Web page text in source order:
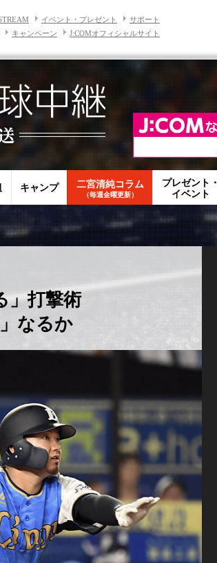
イベント・プレゼント
サポート
キャンペーン J:COMオフィシャルサイト
キャンプ 二宮清純コラム
（毎週金曜更新）
プレゼント・
イベント
」打撃術
なるか